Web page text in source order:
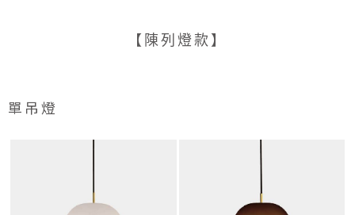
【陳列燈款】
單吊燈